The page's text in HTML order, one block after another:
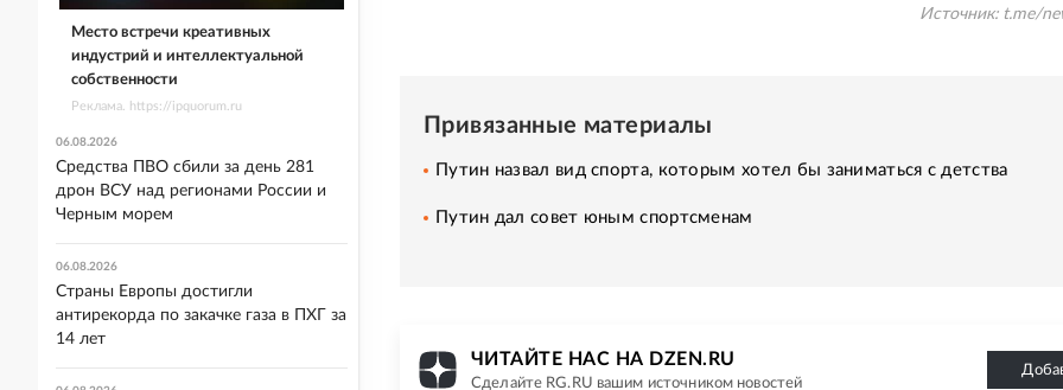
Источник: t.me/
Привязанные материалы
Путин назвал вид спорта, которым хотел бы заниматься с детства
Путин дал совет юным спортсменам
ЧИТАЙТЕ НАС НА DZEN.RU
Сделайте RG.RU вашим источником новостей
Место встречи креативных
индустрий и интеллектуальной
собственности
Реклама. https://ipquorum.ru
06.08.2026
Средства ПВО сбили за день 281
дрон ВСУ над регионами России и
Черным морем
06.08.2026
Страны Европы достигли
антирекорда по закачке газа в ПХГ за
14 лет